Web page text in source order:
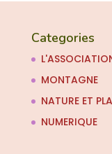
Categories
MONTAGNE
NATURE ET
NUMERIQUE